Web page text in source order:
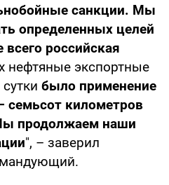
санкции. Мы
определенных целей
российская
нефтяные экспортные
было применение
семьсот километров
продолжаем наши
", – заверил